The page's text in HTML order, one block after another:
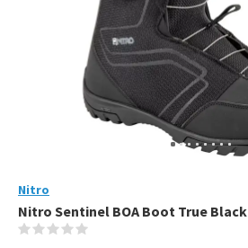
Nitro
Nitro Sentinel BOA Boot True Black